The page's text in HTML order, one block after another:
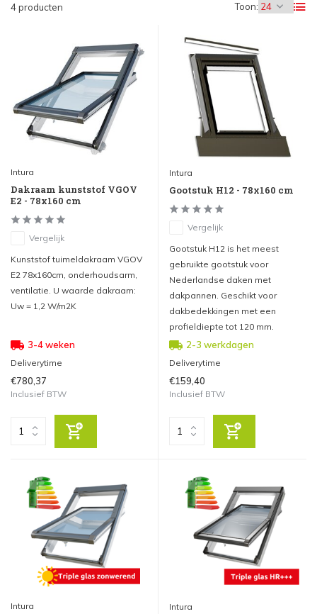
4 producten Toon:
Intura
Dakraam kunststof VGOV
E2 - 78x160 cm
Vergelijk
Kunststof tuimeldakraam VGOV
E2 78x160cm, onderhoudsarm,
ventilatie. U waarde dakraam:
Uw = 1,2 W/m2K
3-4 weken
Deliverytime
€780,37
Inclusief BTW
Intura
Gootstuk H12 - 78x160 cm
Vergelijk
Gootstuk H12 is het meest
gebruikte gootstuk voor
Nederlandse daken met
dakpannen. Geschikt voor
dakbedekkingen met een
profieldiepte tot 120 mm.
2-3 werkdagen
Deliverytime
€159,40
Inclusief BTW
Intura Intura